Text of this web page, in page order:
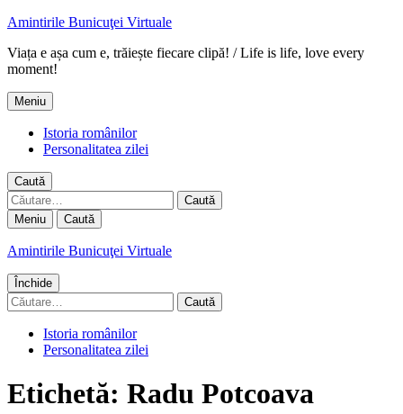
Amintirile Bunicuţei Virtuale
Viața e așa cum e, trăiește fiecare clipă! / Life is life, love every
moment!
Meniu
Istoria românilor
Personalitatea zilei
Caută
Caută
după:
Meniu Caută
Amintirile Bunicuţei Virtuale
Închide
Caută
după:
Istoria românilor
Personalitatea zilei
Etichetă: Radu Potcoava